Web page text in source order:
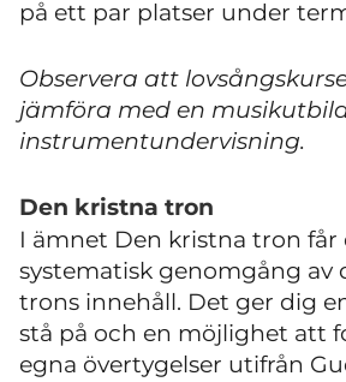
på ett par platser under
Observera att
jämföra med en
instrumentundervisning.
Den kristna tron
I ämnet Den kristna tron får
systematisk genomgång av
trons innehåll. Det ger dig
stå på och en möjlighet att
egna övertygelser utifrån